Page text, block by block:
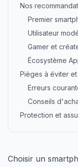
Nos
Premier
Utilisateur
Gamer et
Écosystème
Pièges à éviter
Erreurs
Conseils
Protection et
Choisir un